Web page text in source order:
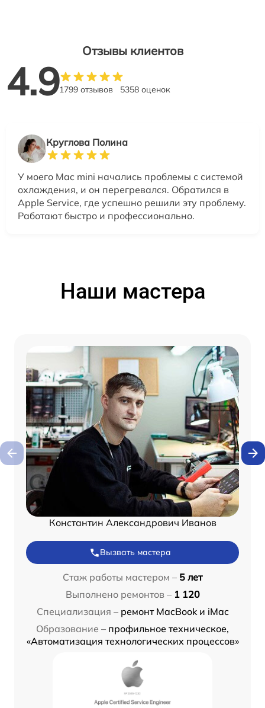
Отзывы клиентов
4.91799 отзывов 5358 оценок
Круглова Полина
У моего Mac mini начались проблемы с системой
охлаждения, и он перегревался. Обратился в
Apple Service, где успешно решили эту проблему.
Работают быстро и профессионально.
Наши мастера
Константин Александрович Иванов
Вызвать мастера
Стаж работы мастером – 5 лет
Выполнено ремонтов – 1 120
Специализация – ремонт MacBook и iMac
Образование – профильное техническое,
«Автоматизация технологических процессов»